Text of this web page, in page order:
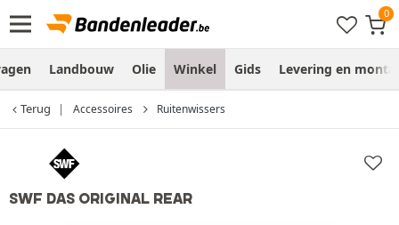
Landbouw Olie Winkel Gids Levering en
Terug Accessoires Ruitenwissers
SWF DAS ORIGINAL REAR